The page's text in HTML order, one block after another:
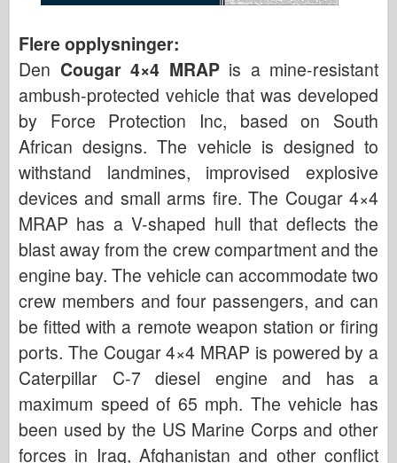
Flere opplysninger:
Den Cougar 4×4 MRAP is a mine-resistant
ambush-protected vehicle that was developed
by Force Protection Inc, based on South
African designs. The vehicle is designed to
withstand landmines, improvised explosive
devices and small arms fire. The Cougar 4×4
MRAP has a V-shaped hull that deflects the
blast away from the crew compartment and the
engine bay. The vehicle can accommodate two
crew members and four passengers, and can
be fitted with a remote weapon station or firing
ports. The Cougar 4×4 MRAP is powered by a
Caterpillar C-7 diesel engine and has a
maximum speed of 65 mph. The vehicle has
been used by the US Marine Corps and other
forces in Iraq, Afghanistan and other conflict